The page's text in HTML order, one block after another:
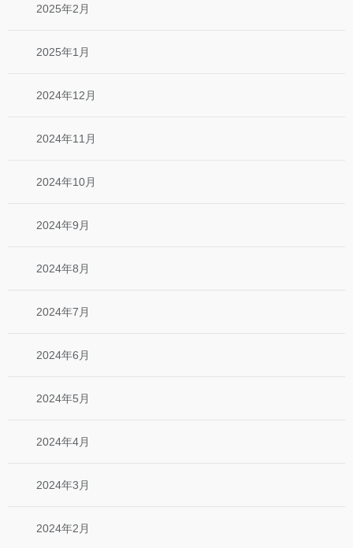
2025年2月
2025年1月
2024年12月
2024年11月
2024年10月
2024年9月
2024年8月
2024年7月
2024年6月
2024年5月
2024年4月
2024年3月
2024年2月